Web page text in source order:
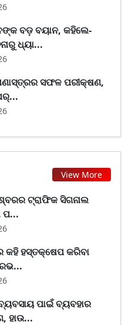
ବଡ଼ ବୟାନ, କହିଲେ-
ଧ୍ୟା...
ସଫଳ ପରୀକ୍ଷଣ,
View More
ଟ୍ରାଫିକ ସିଗନାଲ
ପ...
କହି ହସ୍ତକ୍ଷେପ କରିବା
ପାଇଁ ବ୍ୟବହାର
ହାଉ...